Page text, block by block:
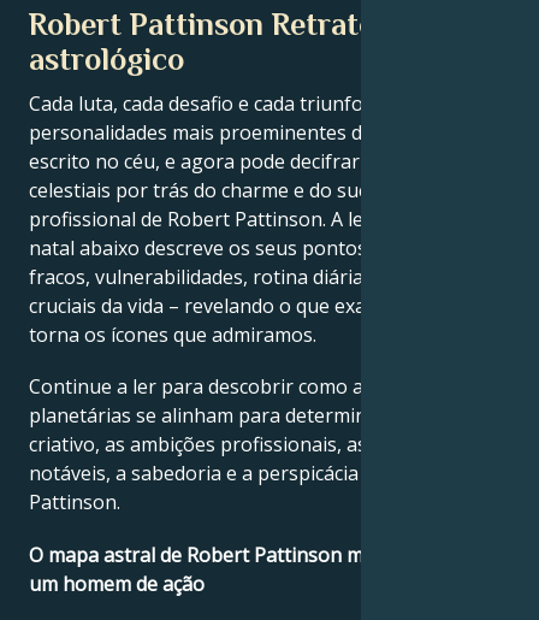
Robert Pattinson Retrato
astrológico
Cada luta, cada desafio e cada triunfo das
personalidades mais proeminentes do mundo está
escrito no céu, e agora pode decifrar as forças
celestiais por trás do charme e do sucesso
profissional de Robert Pattinson. A leitura do mapa
natal abaixo descreve os seus pontos fortes, pontos
fracos, vulnerabilidades, rotina diária e momentos
cruciais da vida – revelando o que exatamente os
torna os ícones que admiramos.
Continue a ler para descobrir como as forças
planetárias se alinham para determinar o génio
criativo, as ambições profissionais, as conquistas
notáveis, a sabedoria e a perspicácia de Robert
Pattinson.
O mapa astral de Robert Pattinson mostra que ele é
um homem de ação